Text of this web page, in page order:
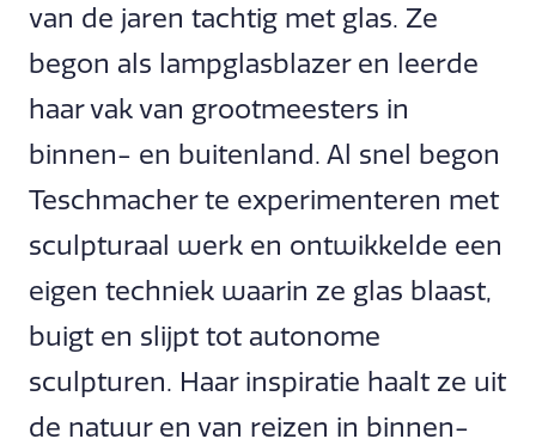
van de jaren tachtig met glas. Ze
begon als lampglasblazer en leerde
haar vak van grootmeesters in
binnen- en buitenland. Al snel begon
Teschmacher te experimenteren met
sculpturaal werk en ontwikkelde een
eigen techniek waarin ze glas blaast,
buigt en slijpt tot autonome
sculpturen. Haar inspiratie haalt ze uit
de natuur en van reizen in binnen-